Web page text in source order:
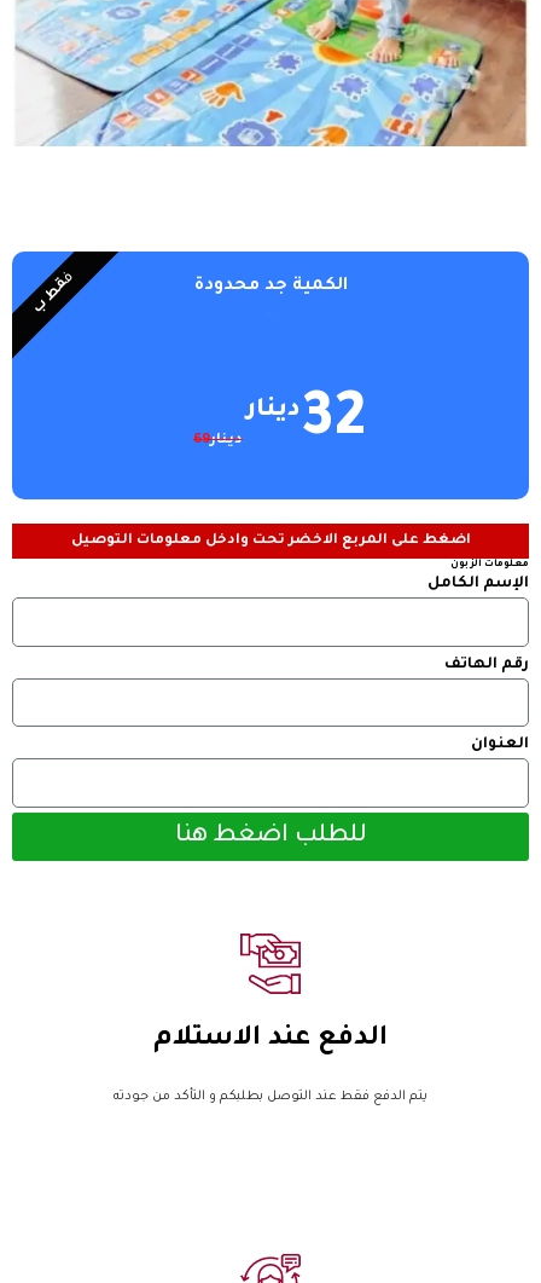
الكمية جد محدودة
دينار69
دينار32
ف
قط ب
اضغط على المربع الاخضر تحت وادخل معلومات التوصيل
معلومات الزبون
الإسم الكامل
رقم الهاتف
العنوان
للطلب اضغط هنا
الدفع عند الاستلام
يتم الدفع فقط عند التوصل بطلبكم و التأكد من جودته